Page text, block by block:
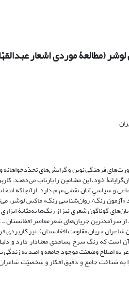
(مطالعۀ موردی اشعار
فرهنگیِ نوین و گرایش‌های تجدّدخواهانه
خود، این مضامین را بازتاب می‌دهند.
و سیاسیِ آنان نقشی مهم دارد. ازآنجاکه
رنگ/ روان‌شناسی رنگ» ماکس لوشر،
گوناگون شعری نیز از رنگ‌ها به‌مثابۀ
سرآمدترین جریان‌های شعر معاصر افغانستان ‌ــ
جریان مقاومت افغانستان)، نیز کاربردی
است که رنگ سرخ بسامدی معنادار دارد و
به اصلاح وضعیّت موجود جامعه و امید به زندگیِ
به شناخت جامع و دقیق افکار و شخصیّت